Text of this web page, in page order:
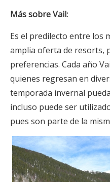
Más sobre Vail:
Es el predilecto entre los
amplia oferta de resorts,
preferencias. Cada año
quienes regresan en
temporada invernal
incluso puede ser
pues son parte de la